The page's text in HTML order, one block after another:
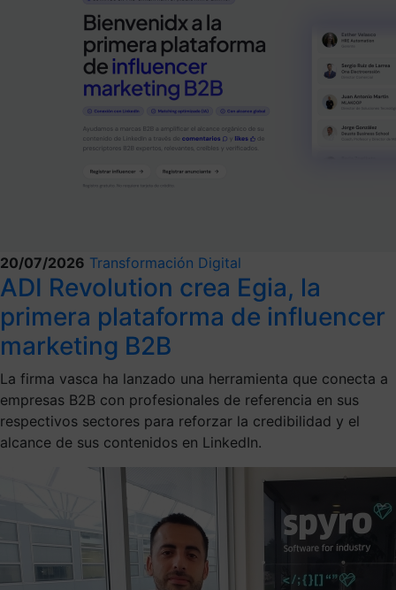
20/07/2026 Transformación Digital
ADI Revolution crea Egia, la
primera plataforma de influencer
marketing B2B
La firma vasca ha lanzado una herramienta que conecta a
empresas B2B con profesionales de referencia en sus
respectivos sectores para reforzar la credibilidad y el
alcance de sus contenidos en LinkedIn.